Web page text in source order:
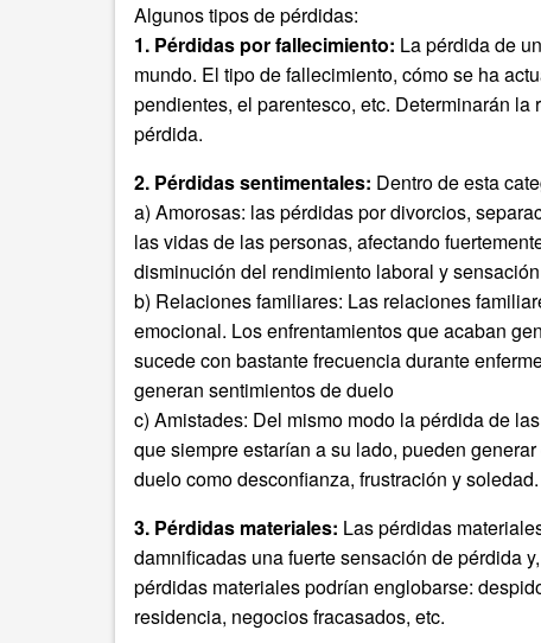
Algunos tipos de pérdidas:
1. Pérdidas por fallecimiento: La pérdida de
mundo. El tipo de fallecimiento, cómo se ha
pendientes, el parentesco, etc. Determinarán
pérdida.
2. Pérdidas sentimentales: Dentro de esta
a) Amorosas: las pérdidas por divorcios,
las vidas de las personas, afectando
disminución del rendimiento laboral y
b) Relaciones familiares: Las relaciones
emocional. Los enfrentamientos que acaban
sucede con bastante frecuencia durante
generan sentimientos de duelo
c) Amistades: Del mismo modo la pérdida de
que siempre estarían a su lado, pueden
duelo como desconfianza, frustración y soledad.
3. Pérdidas materiales: Las pérdidas
damnificadas una fuerte sensación de pérdida
pérdidas materiales podrían englobarse:
residencia, negocios fracasados, etc.